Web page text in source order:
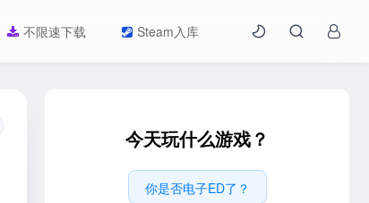
不限速下载 Steam入库
今天玩什么游戏？
你是否电子ED了？